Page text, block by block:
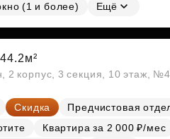
(1 и более)
Ещё
44.2м²
2 корпус, 3 секция, 10 этаж,
Скидка
Предчистовая
Квартира за 2 000 ₽/мес